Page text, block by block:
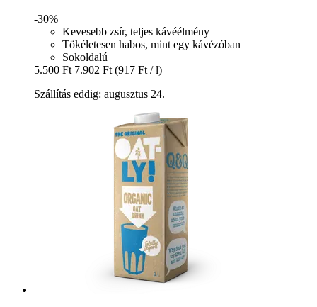
-30%
Kevesebb zsír, teljes kávéélmény
Tökéletesen habos, mint egy kávézóban
Sokoldalú
5.500 Ft 7.902 Ft (917 Ft / l)
Szállítás eddig: augusztus 24.